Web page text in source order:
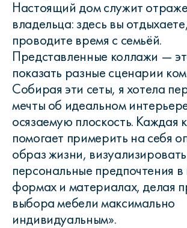
Настоящий дом служит
владельца: здесь вы
проводите время с семьёй.
Представленные коллажи —
показать разные сценарии
Собирая эти сеты, я хотела
мечты об идеальном
осязаемую плоскость. Каждая
помогает примерить на себя
образ жизни, визуализировать
персональные предпочтения в
формах и материалах, делая
выбора мебели максимально
индивидуальным».